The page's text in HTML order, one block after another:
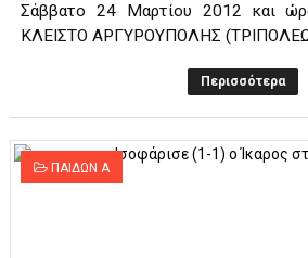
Σάββατο 24 Μαρτίου 2012 και
ΚΛΕΙΣΤΟ ΑΡΓΥΡΟΥΠΟΛΗΣ
Περισσότερα
ΠΑΙΔΩΝ Α